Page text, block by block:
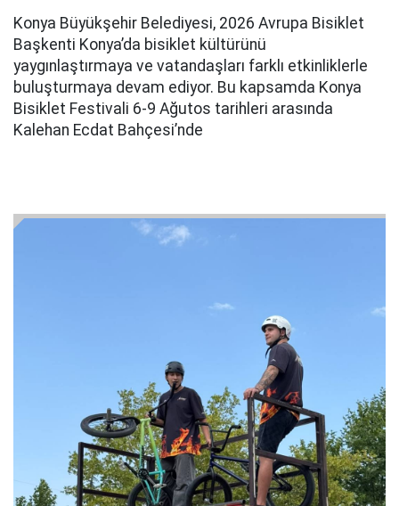
Konya Büyükşehir Belediyesi, 2026 Avrupa Bisiklet
Başkenti Konya’da bisiklet kültürünü
yaygınlaştırmaya ve vatandaşları farklı etkinliklerle
buluşturmaya devam ediyor. Bu kapsamda Konya
Bisiklet Festivali 6-9 Ağutos tarihleri arasında
Kalehan Ecdat Bahçesi’nde